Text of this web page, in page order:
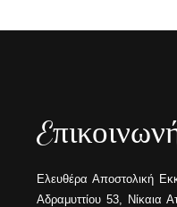
Ελευθέρα Αποστολική
Αδραμυττίου 53, Νίκαια